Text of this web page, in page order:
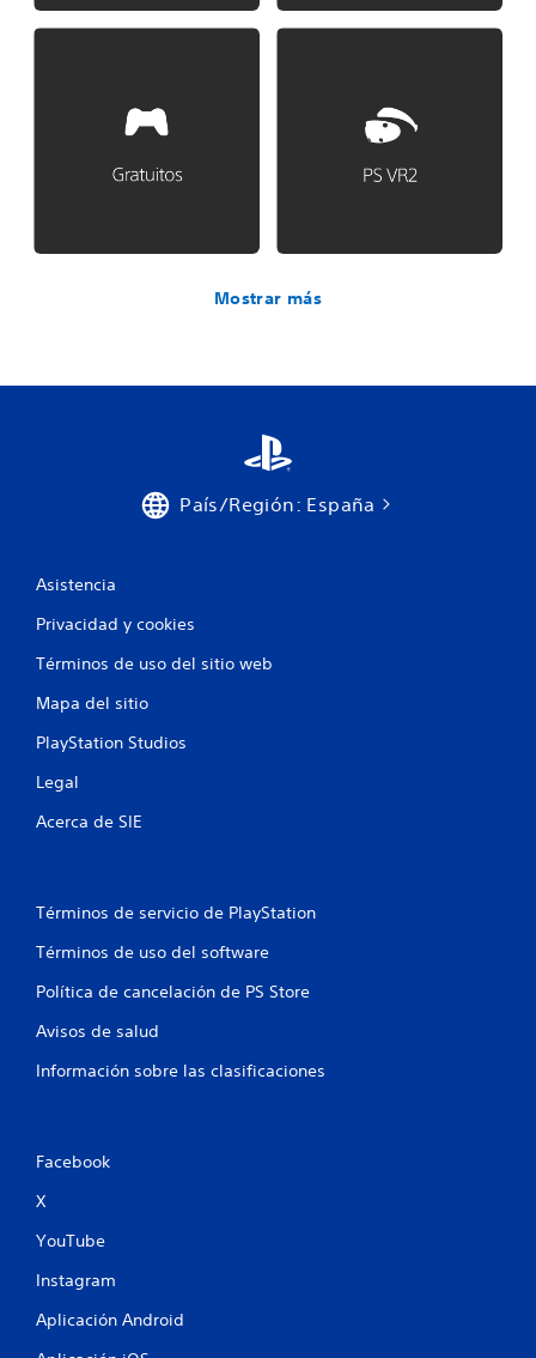
Mostrar más
País/Región: España
Asistencia
Privacidad y cookies
Términos de uso del sitio web
Mapa del sitio
PlayStation Studios
Legal
Acerca de SIE
Términos de servicio de PlayStation
Términos de uso del software
Política de cancelación de PS Store
Avisos de salud
Información sobre las clasificaciones
Facebook
X
YouTube
Instagram
Aplicación Android